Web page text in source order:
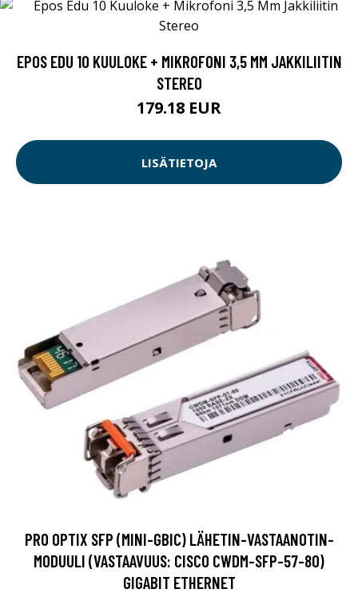
EPOS EDU 10 KUULOKE + MIKROFONI 3,5 MM JAKKILIITIN
STEREO
179.18 EUR
LISÄTIETOJA
PRO OPTIX SFP (MINI-GBIC) LÄHETIN-VASTAANOTIN-
MODUULI (VASTAAVUUS: CISCO CWDM-SFP-57-80)
GIGABIT ETHERNET